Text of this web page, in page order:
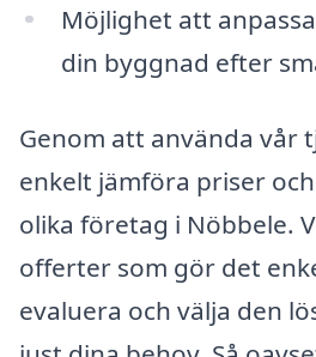
Möjlighet att
din byggnad efter
Genom att använda vår
enkelt jämföra priser
olika företag i Nöbbele.
offerter som gör det
evaluera och välja den